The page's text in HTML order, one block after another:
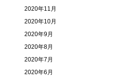
2020年11月
2020年10月
2020年9月
2020年8月
2020年7月
2020年6月